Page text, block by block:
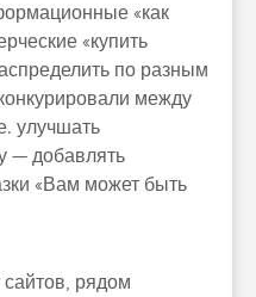
«как
«купить
по разным
между
улучшать
— добавлять
«Вам может быть
рядом